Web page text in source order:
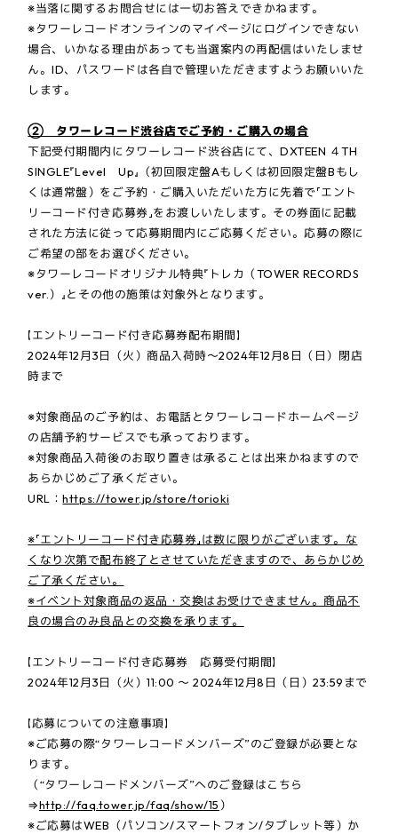
※当落に関するお問合せには一切お答えできかねます。
※タワーレコードオンラインのマイページにログインできない
場合、いかなる理由があっても当選案内の再配信はいたしませ
ん。ID、パスワードは各自で管理いただきますようお願いいた
します。
② タワーレコード渋谷店でご予約・ご購入の場合
下記受付期間内にタワーレコード渋谷店にて、DXTEEN ４TH
SINGLE『Level Up』（初回限定盤Aもしくは初回限定盤Bもし
くは通常盤）をご予約・ご購入いただいた方に先着で「エント
リーコード付き応募券」をお渡しいたします。その券面に記載
された方法に従って応募期間内にご応募ください。応募の際に
ご希望の部をお選びください。
※タワーレコードオリジナル特典『トレカ（TOWER RECORDS
ver.）』とその他の施策は対象外となります。
【エントリーコード付き応募券配布期間】
2024年12月3日（火）商品入荷時～2024年12月8日（日）閉店
時まで
※対象商品のご予約は、お電話とタワーレコードホームページ
の店舗予約サービスでも承っております。
※対象商品入荷後のお取り置きは承ることは出来かねますので
あらかじめご了承ください。
URL：https://tower.jp/store/torioki
※「エントリーコード付き応募券」は数に限りがございます。な
くなり次第で配布終了とさせていただきますので、あらかじめ
ご了承ください。
※イベント対象商品の返品・交換はお受けできません。商品不
良の場合のみ良品との交換を承ります。
【エントリーコード付き応募券 応募受付期間】
2024年12月3日（火）11:00 ～ 2024年12月8日（日）23:59まで
【応募についての注意事項】
※ご応募の際“タワーレコードメンバーズ”のご登録が必要とな
ります。
（“タワーレコードメンバーズ”へのご登録はこちら
⇒http://faq.tower.jp/faq/show/15）
※ご応募はWEB（パソコン/スマートフォン/タブレット等）か